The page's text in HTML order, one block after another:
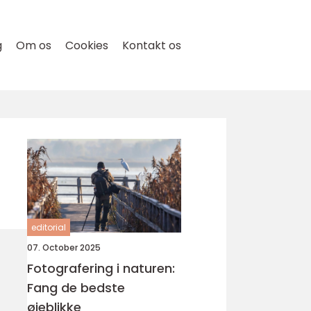
Om os Cookies Kontakt os
editorial
07. October 2025
Fotografering i naturen:
Fang de bedste
øjeblikke